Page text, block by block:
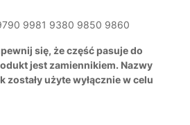
9981 9380 9850 9860
się, że część pasuje do
jest zamiennikiem. Nazwy
zostały użyte wyłącznie w celu